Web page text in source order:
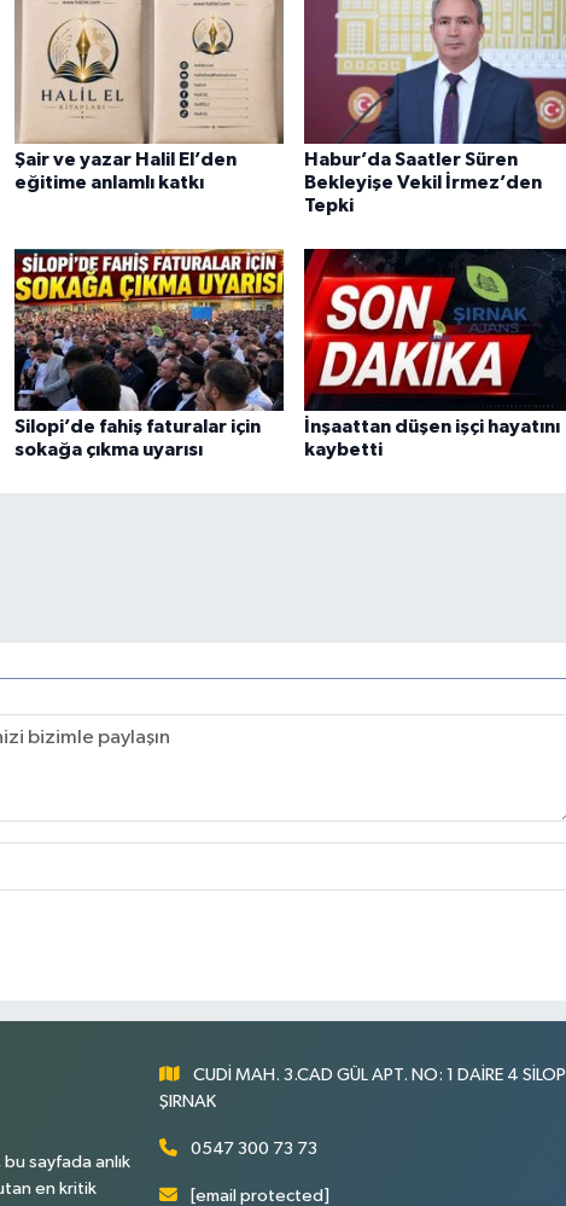
Şair ve yazar Halil El’den
eğitime anlamlı katkı
Habur’da Saatler Süren
Bekleyişe Vekil İrmez’den
Tepki
Silopi’de fahiş faturalar için
sokağa çıkma uyarısı
İnşaattan düşen işçi hayatını
kaybetti
sayfada anlık
en kritik
CUDİ MAH. 3.CAD GÜL APT. NO: 1 DAİRE 4 SİLOPİ
ŞIRNAK
0547 300 73 73
[email protected]